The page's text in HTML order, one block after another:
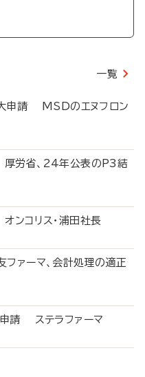
一覧
申請 MSDのエヌフロン
労省、24年公表のP3結
コリス・浦田社長
ァーマ、会計処理の適正
申請 ステラファーマ